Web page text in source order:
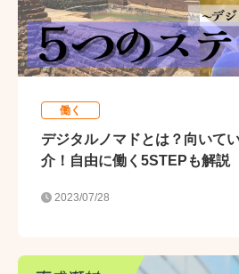
働く
デジタルノマドとは？向いて
介！自由に働く5STEPも解説
2023/07/28